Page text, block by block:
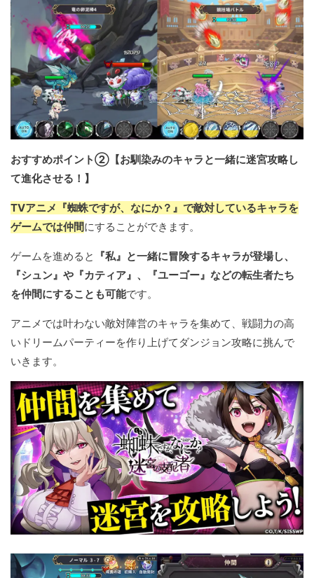
おすすめポイント②【お馴染みのキャラと一緒に迷宮攻略し
て進化させる！】
TVアニメ『蜘蛛ですが、なにか？』で敵対しているキャラを
ゲームでは仲間にすることができます。
ゲームを進めると
『私』と一緒に冒険するキャラが登場し、
『シュン』や『カティア』、『ユーゴー』などの転生者たち
を仲間にすることも可能です。
アニメでは叶わない敵対陣営のキャラを集めて、戦闘力の高
いドリームパーティーを作り上げてダンジョン攻略に挑んで
いきます。